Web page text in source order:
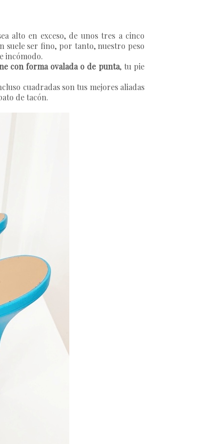
alto en exceso, de unos tres a cinco
suele ser fino, por tanto, nuestro peso
incómodo.
con forma ovalada o de punta, tu pie
cuadradas son tus mejores aliadas
de tacón.